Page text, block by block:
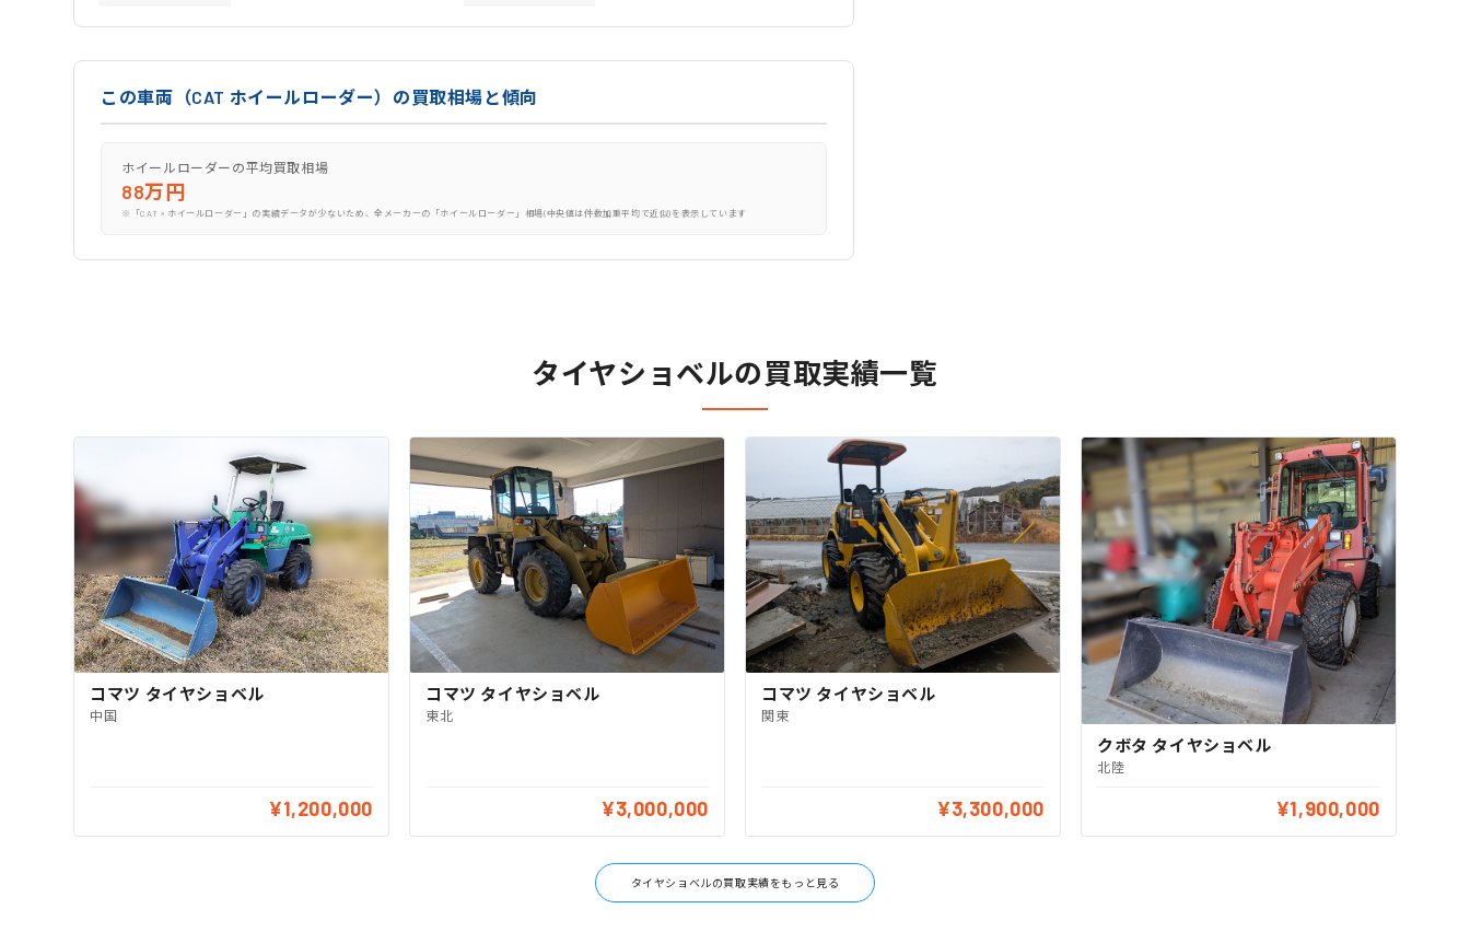
この車両（CAT ホイールローダー）の買取相場と傾向
ホイールローダーの平均買取相場
88万円
※「CAT × ホイールローダー」の実績データが少ないため、全メーカーの「ホイールローダー」相場(中央値は件数加重平均で近似)を表示しています
タイヤショベルの買取実績一覧
コマツ タイヤショベル
中国
¥1,200,000
コマツ タイヤショベル
東北
¥3,000,000
コマツ タイヤショベル
関東
¥3,300,000
クボタ タイヤショベル
北陸
¥1,900,000
タイヤショベルの買取実績をもっと見る